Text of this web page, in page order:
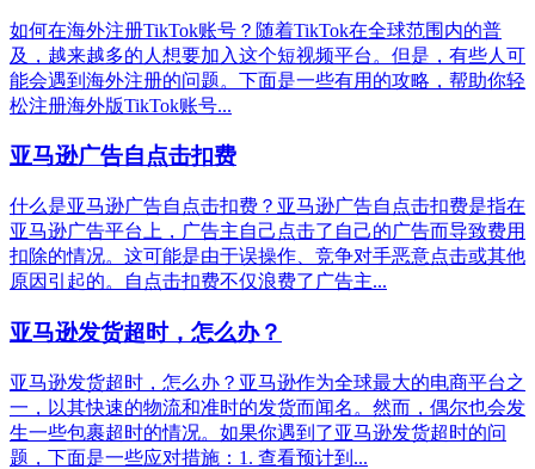
如何在海外注册TikTok账号？随着TikTok在全球范围内的普
及，越来越多的人想要加入这个短视频平台。但是，有些人可
能会遇到海外注册的问题。下面是一些有用的攻略，帮助你轻
松注册海外版TikTok账号...
亚马逊广告自点击扣费
什么是亚马逊广告自点击扣费？亚马逊广告自点击扣费是指在
亚马逊广告平台上，广告主自己点击了自己的广告而导致费用
扣除的情况。这可能是由于误操作、竞争对手恶意点击或其他
原因引起的。自点击扣费不仅浪费了广告主...
亚马逊发货超时，怎么办？
亚马逊发货超时，怎么办？亚马逊作为全球最大的电商平台之
一，以其快速的物流和准时的发货而闻名。然而，偶尔也会发
生一些包裹超时的情况。如果你遇到了亚马逊发货超时的问
题，下面是一些应对措施：1. 查看预计到...